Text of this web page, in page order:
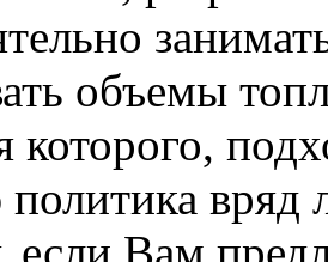
объемы
которого,
вряд
если Вам